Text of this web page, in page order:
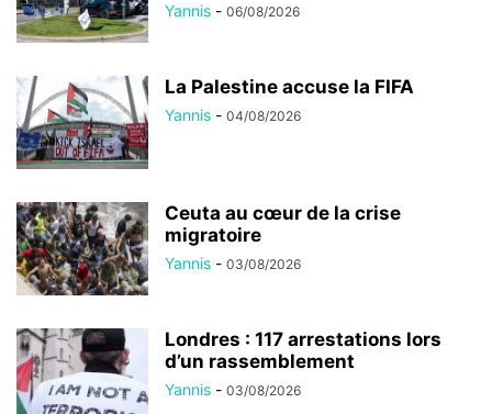
Yannis - 06/08/2026
La Palestine accuse la FIFA
Yannis - 04/08/2026
Ceuta au cœur de la crise
migratoire
Yannis - 03/08/2026
Londres : 117 arrestations lors
d’un rassemblement
Yannis - 03/08/2026